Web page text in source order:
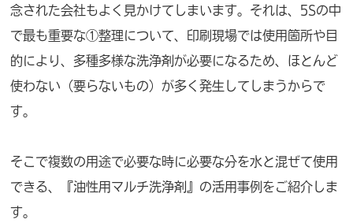
念された会社もよく見かけてしまいます。それは、5Sの中
で最も重要な①整理について、印刷現場では使用箇所や目
的により、多種多様な洗浄剤が必要になるため、ほとんど
使わない（要らないもの）が多く発生してしまうからで
す。
そこで複数の用途で必要な時に必要な分を水と混ぜて使用
できる、『油性用マルチ洗浄剤』の活用事例をご紹介しま
す。